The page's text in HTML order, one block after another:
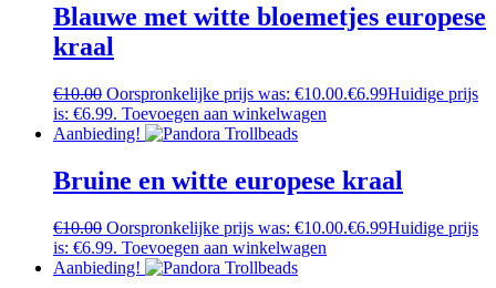
Blauwe met witte bloemetjes europese
kraal
€10.00 Oorspronkelijke prijs was: €10.00.€6.99Huidige prijs
is: €6.99. Toevoegen aan winkelwagen
Aanbieding!
Bruine en witte europese kraal
€10.00 Oorspronkelijke prijs was: €10.00.€6.99Huidige prijs
is: €6.99. Toevoegen aan winkelwagen
Aanbieding!